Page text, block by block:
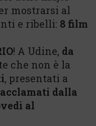
mostrarsi al
e ribelli: 8 film
! A Udine, da
che non è la
, presentati a
acclamati dalla
al